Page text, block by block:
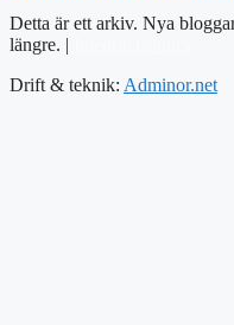
Detta är ett arkiv. Nya
längre. |
Drift & teknik: Adminor.net